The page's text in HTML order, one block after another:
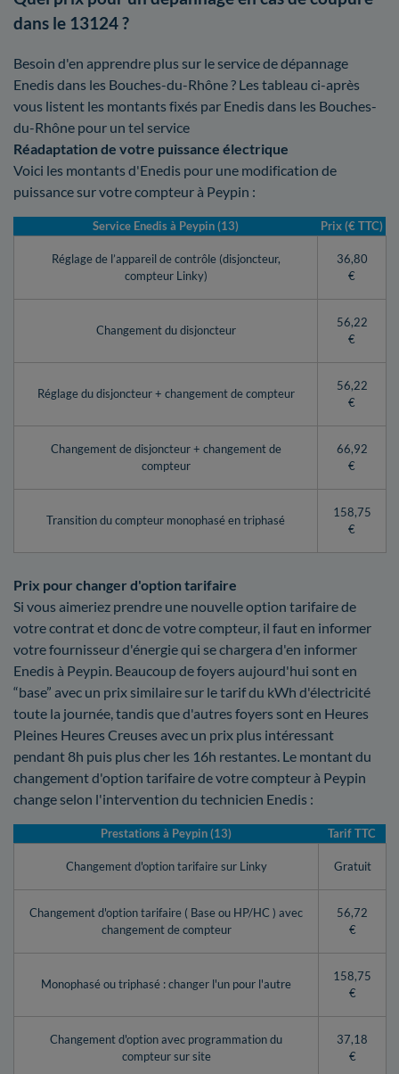
dans le 13124 ?
Besoin d'en apprendre plus sur le service de dépannage
Enedis dans les Bouches-du-Rhône ? Les tableau ci-après
vous listent les montants fixés par Enedis dans les Bouches-
du-Rhône pour un tel service
Réadaptation de votre puissance électrique
Voici les montants d'Enedis pour une modification de
puissance sur votre compteur à Peypin :
Service Enedis à Peypin (13) Prix (€ TTC)
Réglage de l’appareil de contrôle (disjoncteur,
compteur Linky)
36,80
€
Changement du disjoncteur
56,22
€
Réglage du disjoncteur + changement de compteur
56,22
€
Changement de disjoncteur + changement de
compteur
66,92
€
Transition du compteur monophasé en triphasé
158,75
€
Prix pour changer d'option tarifaire
Si vous aimeriez prendre une nouvelle option tarifaire de
votre contrat et donc de votre compteur, il faut en informer
votre fournisseur d'énergie qui se chargera d'en informer
Enedis à Peypin. Beaucoup de foyers aujourd'hui sont en
“base” avec un prix similaire sur le tarif du kWh d'électricité
toute la journée, tandis que d'autres foyers sont en Heures
Pleines Heures Creuses avec un prix plus intéressant
pendant 8h puis plus cher les 16h restantes. Le montant du
changement d'option tarifaire de votre compteur à Peypin
change selon l'intervention du technicien Enedis :
Prestations à Peypin (13) Tarif TTC
Changement d'option tarifaire sur Linky Gratuit
Changement d'option tarifaire ( Base ou HP/HC ) avec
changement de compteur
56,72
€
Monophasé ou triphasé : changer l'un pour l'autre
158,75
€
Changement d'option avec programmation du
compteur sur site
37,18
€